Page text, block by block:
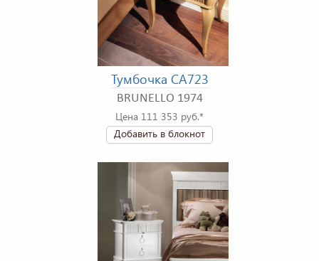
Тумбочка CA723
BRUNELLO 1974
Цена 111 353 руб.*
Добавить в блокнот